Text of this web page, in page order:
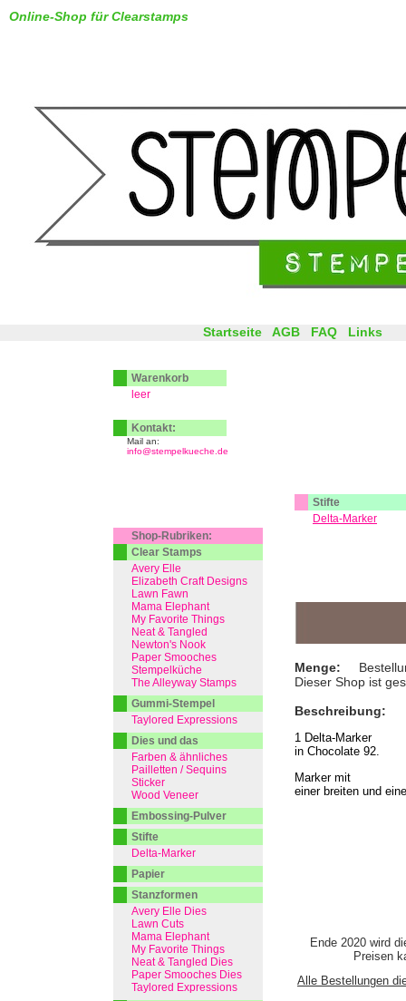
Online-Shop für Clearstamps
Stifte
Delta-Marker
Menge:
Dieser Shop ist
Beschreibung:
1 Delta-Marker
in Chocolate 92.
Marker mit
einer breiten und
Ende 2020 wird
Preisen
Alle Bestellungen
Startseite AGB FAQ Links
Warenkorb
leer
Kontakt:
Mail an:
info@stempelkueche.de
Shop-Rubriken:
Clear Stamps
Avery Elle
Elizabeth Craft Designs
Lawn Fawn
Mama Elephant
My Favorite Things
Neat & Tangled
Newton's Nook
Paper Smooches
Stempelküche
The Alleyway Stamps
Gummi-Stempel
Taylored Expressions
Dies und das
Farben & ähnliches
Pailletten / Sequins
Sticker
Wood Veneer
Embossing-Pulver
Stifte
Delta-Marker
Papier
Stanzformen
Avery Elle Dies
Lawn Cuts
Mama Elephant
My Favorite Things
Neat & Tangled Dies
Paper Smooches Dies
Taylored Expressions